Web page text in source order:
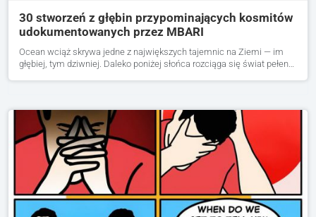
30 stworzeń z głębin przypominających kosmitów
udokumentowanych przez MBARI
Ocean wciąż skrywa jedne z największych tajemnic na Ziemi — im
głębiej, tym dziwniej. Daleko poniżej słońca rozciąga się świat pełen…